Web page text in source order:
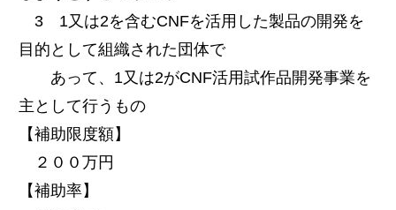
3 1又は2を含むCNFを活用した製品の開発を
目的として組織された団体で
あって、1又は2がCNF活用試作品開発事業を
主として行うもの
【補助限度額】
２００万円
【補助率】